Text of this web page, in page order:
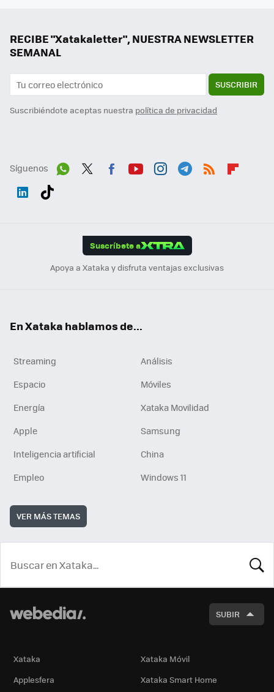
RECIBE "Xatakaletter", NUESTRA NEWSLETTER
SEMANAL
SUSCRIBIR
Suscribiéndote aceptas nuestra política de privacidad
Síguenos
Suscríbete a
Apoya a Xataka y disfruta ventajas exclusivas
En Xataka hablamos de...
Streaming
Análisis
Espacio
Móviles
Energía
Xataka Movilidad
Apple
Samsung
Inteligencia artificial
China
Empleo
Windows 11
VER MÁS TEMAS
SUBIR
Xataka
Xataka Móvil
Applesfera
Xataka Smart Home